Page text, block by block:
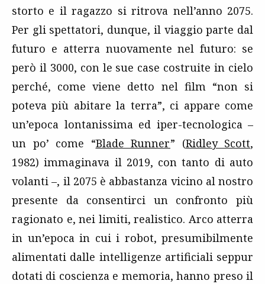
storto e il ragazzo si ritrova nell’anno 2075.
Per gli spettatori, dunque, il viaggio parte dal
futuro e atterra nuovamente nel futuro: se
però il 3000, con le sue case costruite in cielo
perché, come viene detto nel film “non si
poteva più abitare la terra”, ci appare come
un’epoca lontanissima ed iper-tecnologica –
un po’ come “Blade Runner” (Ridley Scott,
1982) immaginava il 2019, con tanto di auto
volanti –, il 2075 è abbastanza vicino al nostro
presente da consentirci un confronto più
ragionato e, nei limiti, realistico. Arco atterra
in un’epoca in cui i robot, presumibilmente
alimentati dalle intelligenze artificiali seppur
dotati di coscienza e memoria, hanno preso il